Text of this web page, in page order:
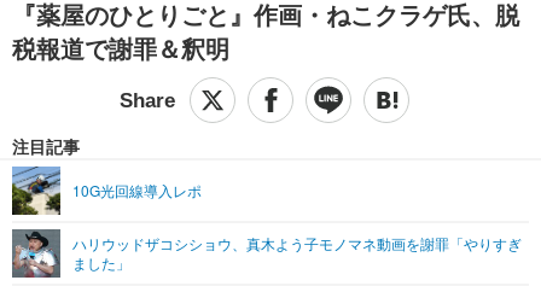
IT・デジタルTOP スマートフォン
その他
SPEED TEST
映画・ドラマ
グラビア
ライフTOP
その他
リリース一覧
プッシュ通知の停止方法
『薬屋のひとりごと』作画・ねこクラゲ氏、脱
税報道で謝罪＆釈明
注目記事
10G光回線導入レポ
ハリウッドザコシショウ、真木よう子モノマネ動画を謝罪「やりすぎ
ました」